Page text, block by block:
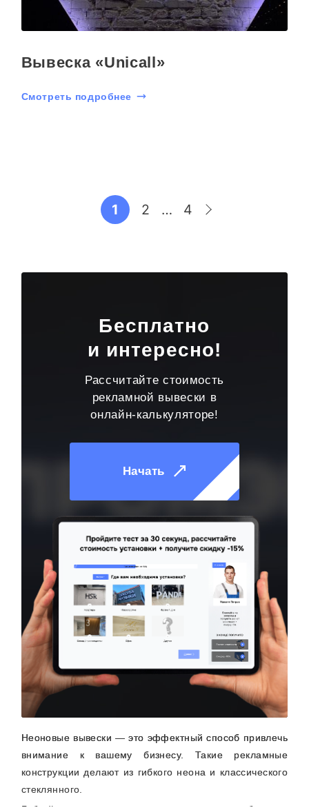
Вывеска «Unicall»
Смотреть подробнее
1 2 … 4
Бесплатно
и интересно!
Рассчитайте стоимость
рекламной вывески в
онлайн-калькуляторе!
Начать
Неоновые вывески — это эффектный способ привлечь
внимание к вашему бизнесу. Такие рекламные
конструкции делают из гибкого неона и классического
стеклянного.